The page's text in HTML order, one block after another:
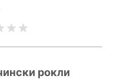
рокли